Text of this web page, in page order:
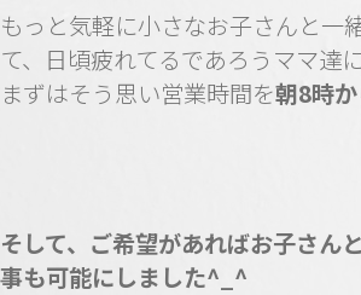
もっと気軽に小さなお子さんと一
て、日頃疲れてるであろうママ達
まずはそう思い営業時間を朝8時
そして、ご希望があればお子さん
事も可能にしました^_^